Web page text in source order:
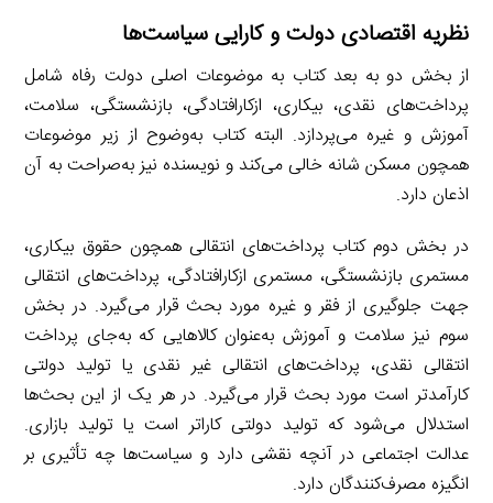
نظریه اقتصادی دولت و کارایی سیاست‌ها
از بخش دو به بعد کتاب به موضوعات اصلی دولت رفاه شامل
پرداخت‌های نقدی، بیکاری، ازکارافتادگی، بازنشستگی، سلامت،
آموزش و غیره می‌پردازد. البته کتاب به‌وضوح از زیر موضوعات
همچون مسکن شانه خالی می‌کند و نویسنده نیز به‌صراحت به آن
اذعان دارد.
در بخش دوم کتاب پرداخت‌های انتقالی همچون حقوق بیکاری،
مستمری بازنشستگی، مستمری ازکارافتادگی، پرداخت‌های انتقالی
جهت جلوگیری از فقر و غیره مورد بحث قرار می‌گیرد. در بخش
سوم نیز سلامت و آموزش به‌عنوان کالاهایی که به‌جای پرداخت
انتقالی نقدی، پرداخت‌های انتقالی غیر نقدی یا تولید دولتی
کارآمدتر است مورد بحث قرار می‌گیرد. در هر یک از این بحث‌ها
استدلال می‌شود که تولید دولتی کاراتر است یا تولید بازاری.
عدالت اجتماعی در آنچه نقشی دارد و سیاست‌ها چه تأثیری بر
انگیزه مصرف‌کنندگان دارد.